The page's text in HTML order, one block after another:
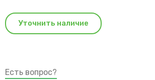
Уточнить наличие
Есть вопрос?